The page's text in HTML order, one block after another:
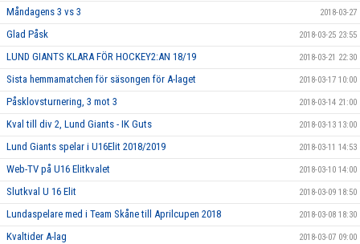
Måndagens 3 vs 3 2018-03-27
Glad Påsk 2018-03-25 23:55
LUND GIANTS KLARA FÖR HOCKEY2:AN 18/19 2018-03-21 22:30
Sista hemmamatchen för säsongen för A-laget 2018-03-17 10:00
Påsklovsturnering, 3 mot 3 2018-03-14 21:00
Kval till div 2, Lund Giants - IK Guts 2018-03-13 13:00
Lund Giants spelar i U16Elit 2018/2019 2018-03-11 14:53
Web-TV på U16 Elitkvalet 2018-03-10 14:00
Slutkval U 16 Elit 2018-03-09 18:50
Lundaspelare med i Team Skåne till Aprilcupen 2018 2018-03-08 18:30
Kvaltider A-lag 2018-03-07 09:00